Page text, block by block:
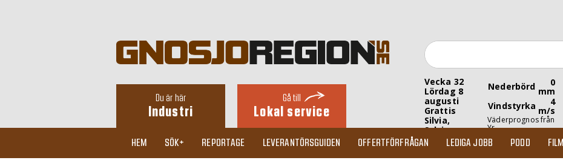
Du är här
Industri
Gå till
Lokal service
Vecka 32
Lördag 8
augusti
Grattis
Silvia,
Sylvia
Nederbörd 0
mm
Vindstyrka
4
m/s
Väderprognos från
Yr
HEM SÖK+ REPORTAGE LEVERANTÖRSGUIDEN OFFERTFÖRFRÅGAN LEDIGA JOBB PODD FILM